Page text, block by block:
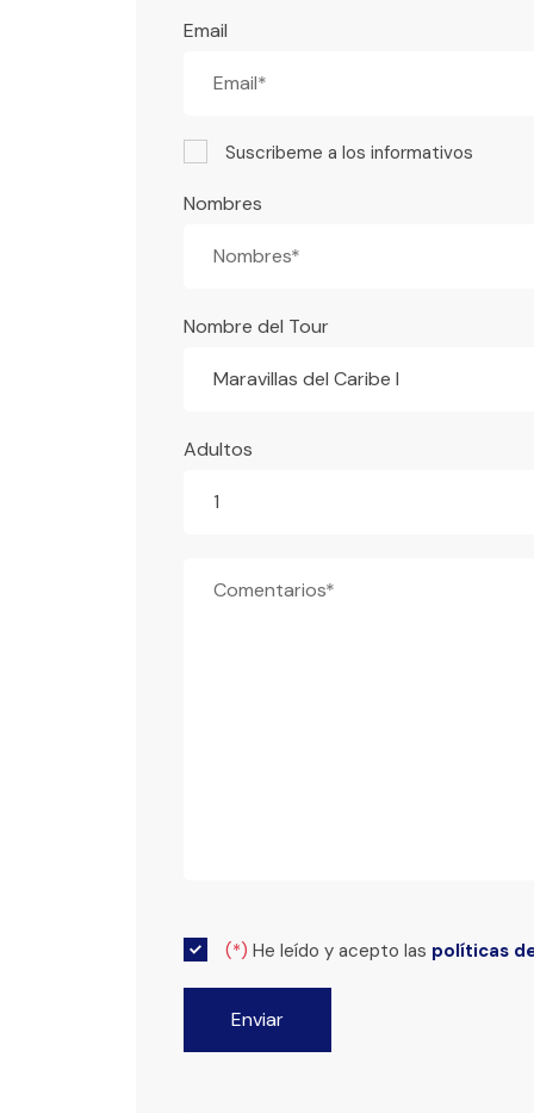
Email
Suscribeme a los informativos
Nombres
Nombre del Tour
Maravillas del Caribe I
Adultos
(*) He leído y acepto las políticas